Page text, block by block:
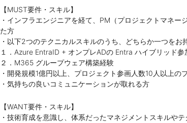
【MUST要件・スキル】
・インフラエンジニアを経て、PM（プロジェクトマネ
た方
・以下2つのテクニカルスキルのうち、どちらか一つをお
１．Azure EntraID + オンプレADの Entra ハイブリッド参
２．M365 グループウェア構築経験
・開発規模1億円以上、プロジェクト参画人数10人以上
・気持ちの良いコミュニケーションが取れる方
【WANT要件・スキル】
・技術育成を意識し、体系だったマネジメントスキルや